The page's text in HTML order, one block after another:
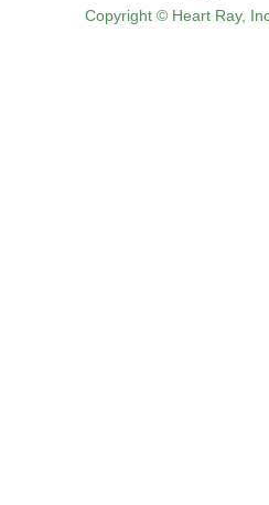
Copyright © Heart Ray,